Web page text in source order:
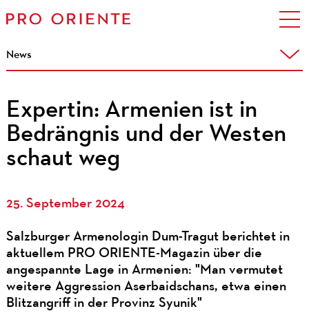
News
Expertin: Armenien ist in
Bedrängnis und der Westen
schaut weg
25. September 2024
Salzburger Armenologin Dum-Tragut berichtet in
aktuellem PRO ORIENTE-Magazin über die
angespannte Lage in Armenien: "Man vermutet
weitere Aggression Aserbaidschans, etwa einen
Blitzangriff in der Provinz Syunik"